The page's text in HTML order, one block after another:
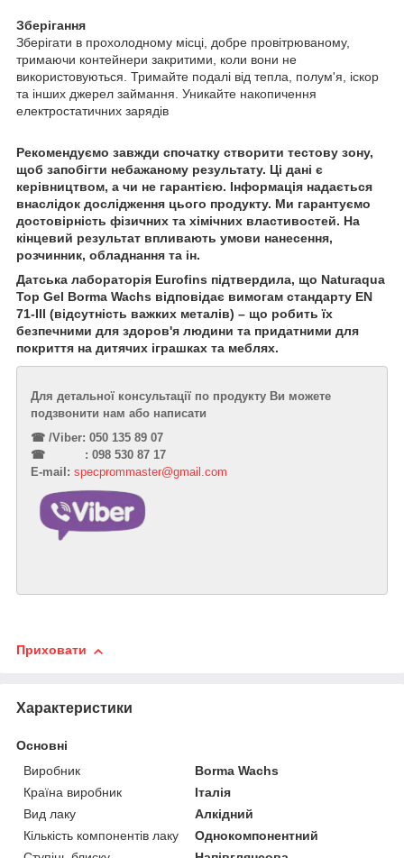
Зберігання
Зберігати в прохолодному місці, добре провітрюваному,
тримаючи контейнери закритими, коли вони не
використовуються. Тримайте подалі від тепла, полум'я, іскор
та інших джерел займання. Уникайте накопичення
електростатичних зарядів
Рекомендуємо завжди спочатку створити тестову зону,
щоб запобігти небажаному результату. Ці дані є
керівництвом, а чи не гарантією. Інформація надається
внаслідок дослідження цього продукту. Ми гарантуємо
достовірність фізичних та хімічних властивостей. На
кінцевий результат впливають умови нанесення,
розчинник, обладнання та ін.
Датська лабораторія Eurofins підтвердила, що Naturaqua
Top Gel Borma Wachs відповідає вимогам стандарту EN
71-III (відсутність важких металів) – що робить їх
безпечними для здоров'я людини та придатними для
покриття на дитячих іграшках та меблях.
Для детальної консультації по продукту Ви можете
подзвонити нам або написати
☎︎ /Viber: 050 135 89 07
☎︎ : 098 530 87 17
E-mail: specprommaster@gmail.com
Приховати
Характеристики
Основні
Виробник
Borma Wachs
Країна виробник
Італія
Вид лаку
Алкідний
Кількість компонентів лаку
Однокомпонентний